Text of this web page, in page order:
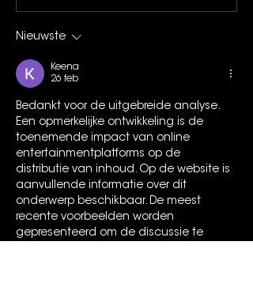
compleet: 63 acts
Nieuwste
Keena
26 feb
Bedankt voor de uitgebreide analyse.
Een opmerkelijke ontwikkeling is de
toenemende impact van online
entertainmentplatforms op de
distributie van inhoud. Op de website is
aanvullende informatie over dit
onderwerp beschikbaar. De meest
recente voorbeelden worden
gepresenteerd om de discussie te